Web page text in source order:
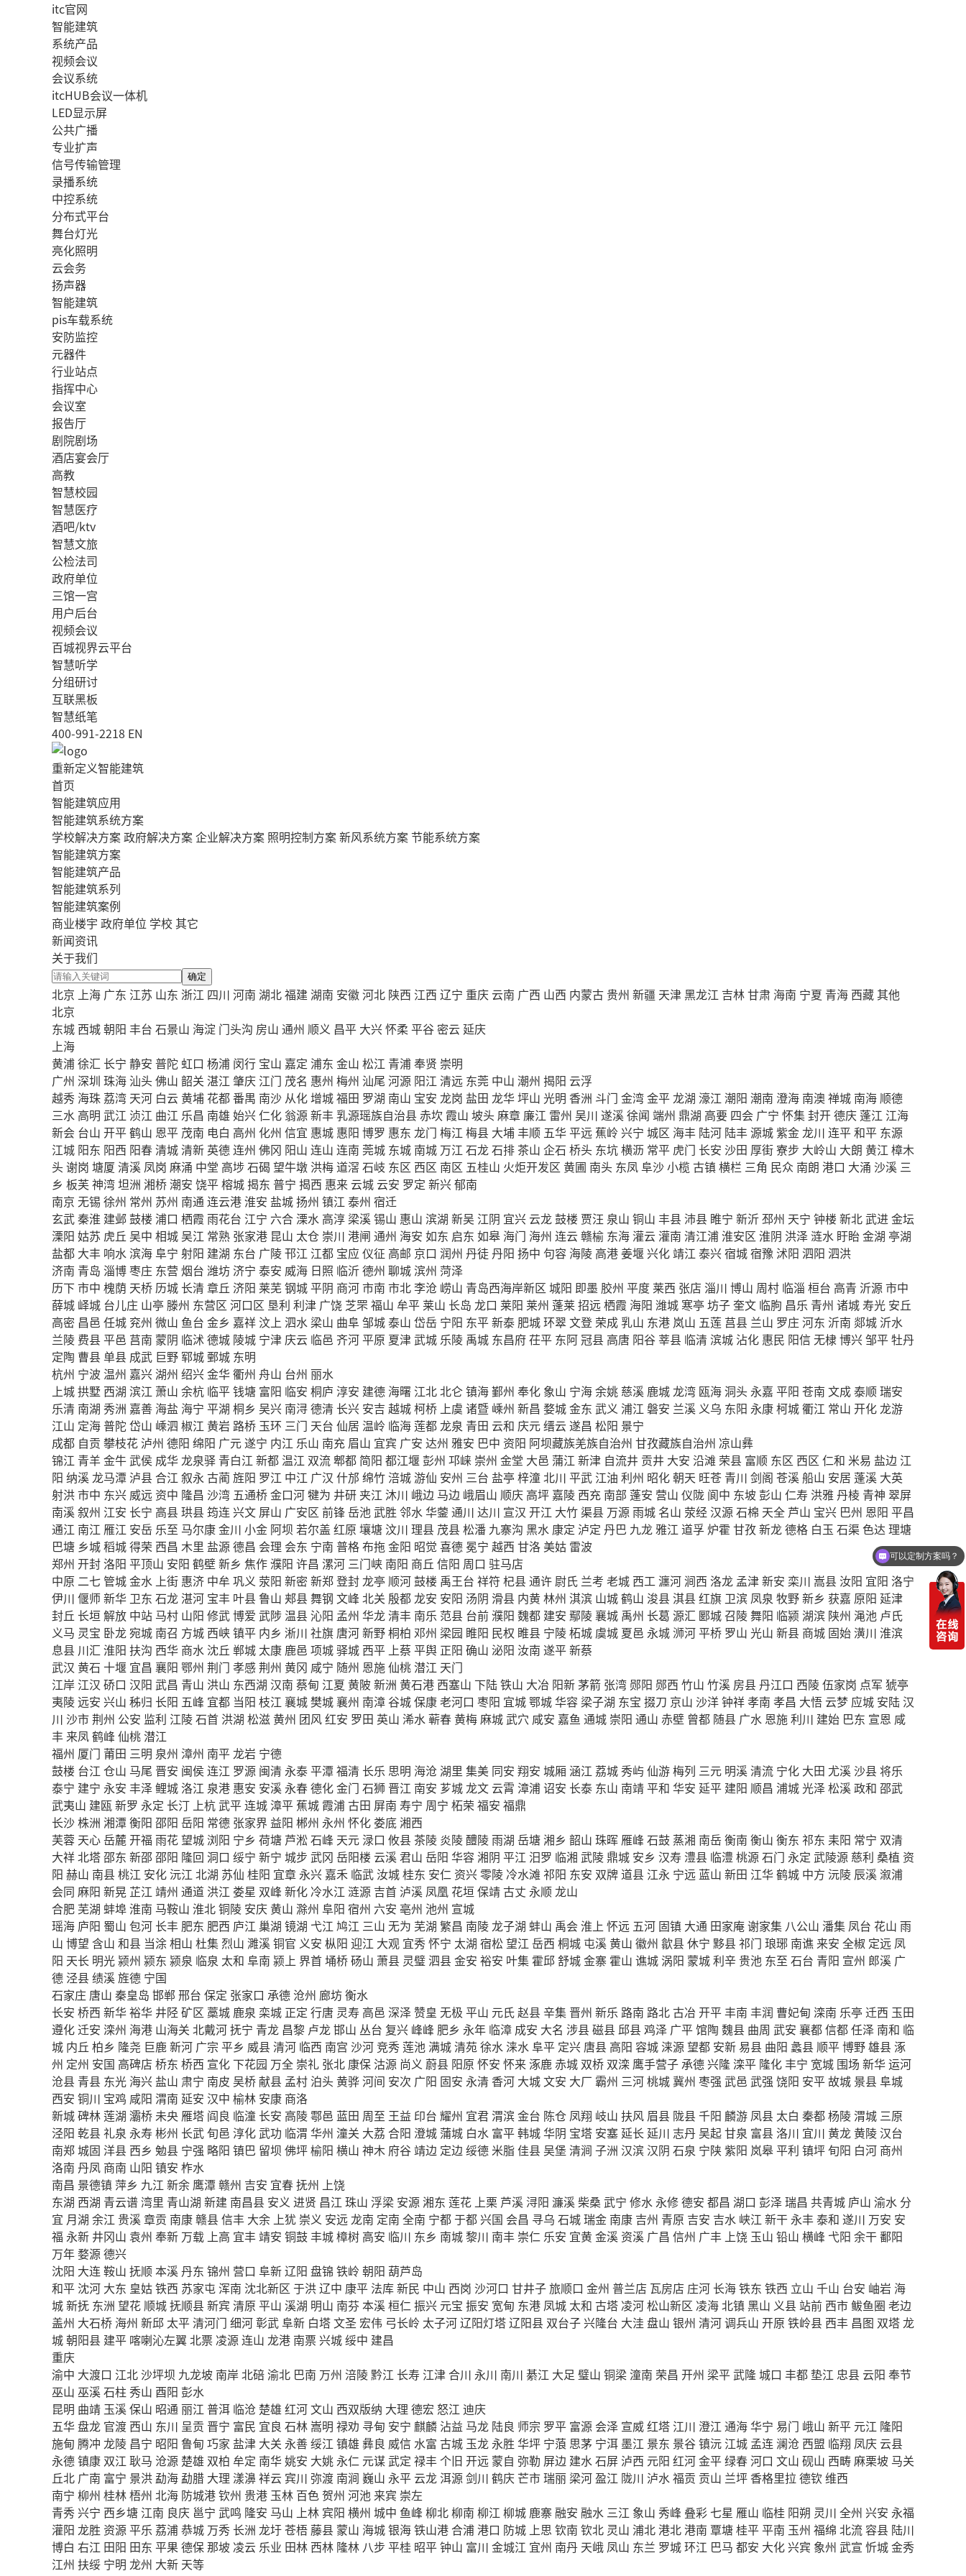
itc官网
智能建筑
系统产品
视频会议
会议系统
itcHUB会议一体机
LED显示屏
公共广播
专业扩声
信号传输管理
录播系统
中控系统
分布式平台
舞台灯光
亮化照明
云会务
扬声器
智能建筑
pis车载系统
安防监控
元器件
行业站点
指挥中心
会议室
报告厅
剧院剧场
酒店宴会厅
高教
智慧校园
智慧医疗
酒吧/ktv
智慧文旅
公检法司
政府单位
三馆一宫
用户后台
视频会议
百城视界云平台
智慧听学
分组研讨
互联黑板
智慧纸笔
400-991-2218 EN
重新定义智能建筑
首页
智能建筑应用
智能建筑系统方案
学校解决方案政府解决方案企业解决方案 照明控制方案新风系统方案节能系统方案
智能建筑方案
智能建筑产品
智能建筑系列
智能建筑案例
商业楼宇 政府单位 学校其它
新闻资讯
关于我们
确定
北京 上海 广东 江苏 山东 浙江 四川 河南 湖北福建湖南 安徽河北 陕西 江西 辽宁 重庆 云南 广西 山西 内蒙古 贵州 新疆 天津黑龙江 吉林甘肃 海南 宁夏 青海 西藏其他
北京
东城 西城朝阳 丰台 石景山 海淀 门头沟 房山 通州 顺义 昌平 大兴怀柔平谷 密云延庆
上海
黄浦徐汇 长宁 静安 普陀 虹口 杨浦 闵行 宝山 嘉定 浦东 金山 松江 青浦奉贤 崇明
广州 深圳 珠海 汕头佛山 韶关 湛江 肇庆 江门 茂名 惠州 梅州 汕尾 河源 阳江 清远 东莞 中山 潮州 揭阳 云浮
越秀 海珠 荔湾 天河 白云黄埔 花都番禺 南沙 从化增城福田 罗湖 南山 宝安 龙岗 盐田 龙华坪山 光明 香洲 斗门 金湾金平龙湖 濠江 潮阳 潮南 澄海 南澳禅城 南海 顺德
三水 高明 武江 浈江 曲江 乐昌 南雄 始兴仁化 翁源新丰乳源瑶族自治县赤坎 霞山 坡头麻章 廉江 雷州 吴川 遂溪徐闻 端州 鼎湖 高要 四会 广宁 怀集封开德庆 蓬江 江海
新会 台山 开平鹤山 恩平 茂南 电白 高州 化州 信宜 惠城 惠阳 博罗 惠东 龙门 梅江 梅县 大埔丰顺 五华平远 蕉岭 兴宁 城区 海丰 陆河 陆丰源城紫金龙川 连平和平 东源
江城 阳东 阳西 阳春清城清新 英德连州 佛冈 阳山 连山 连南 莞城 东城 南城 万江 石龙石排茶山 企石 桥头 东坑横沥 常平 虎门 长安 沙田 厚街寮步 大岭山 大朗 黄江 樟木
头谢岗 塘厦 清溪 凤岗 麻涌 中堂 高埗石碣 望牛墩 洪梅道滘 石岐 东区 西区 南区 五桂山 火炬开发区 黄圃 南头 东凤阜沙小榄 古镇横栏 三角 民众 南朗 港口 大涌 沙溪 三
乡 板芙 神湾坦洲 湘桥潮安 饶平榕城揭东 普宁 揭西 惠来 云城 云安 罗定 新兴郁南
南京 无锡 徐州 常州 苏州 南通连云港淮安 盐城扬州 镇江 泰州 宿迁
玄武秦淮 建邺鼓楼 浦口 栖霞 雨花台 江宁 六合 溧水 高淳 梁溪锡山 惠山 滨湖 新吴 江阴 宜兴 云龙鼓楼 贾汪 泉山 铜山 丰县 沛县 睢宁 新沂邳州 天宁 钟楼 新北武进金坛
溧阳 姑苏 虎丘 吴中 相城吴江 常熟 张家港 昆山 太仓 崇川 港闸 通州 海安 如东 启东 如皋 海门 海州 连云赣榆 东海灌云灌南 清江浦淮安区 淮阴 洪泽 涟水 盱眙金湖 亭湖
盐都 大丰 响水滨海阜宁 射阳 建湖 东台 广陵邗江 江都 宝应 仪征 高邮 京口 润州 丹徒丹阳 扬中 句容 海陵 高港姜堰兴化靖江 泰兴宿城宿豫 沭阳 泗阳 泗洪
济南 青岛 淄博枣庄 东营 烟台 潍坊济宁 泰安 威海 日照 临沂德州 聊城滨州 菏泽
历下市中 槐荫 天桥 历城 长清章丘 济阳 莱芜钢城平阴 商河市南 市北李沧 崂山 青岛西海岸新区 城阳 即墨 胶州 平度 莱西 张店 淄川 博山 周村 临淄 桓台 高青 沂源市中
薛城 峄城 台儿庄 山亭 滕州 东营区 河口区 垦利 利津 广饶 芝罘福山 牟平 莱山 长岛 龙口 莱阳 莱州 蓬莱招远 栖霞 海阳 潍城 寒亭 坊子奎文 临朐 昌乐 青州 诸城寿光 安丘
高密 昌邑 任城 兖州 微山 鱼台 金乡 嘉祥 汶上 泗水 梁山 曲阜邹城泰山 岱岳 宁阳 东平新泰 肥城环翠文登 荣成乳山 东港 岚山 五莲 莒县 兰山 罗庄河东 沂南 郯城 沂水
兰陵 费县平邑 莒南 蒙阴 临沭德城 陵城 宁津 庆云 临邑 齐河平原 夏津武城 乐陵 禹城 东昌府茌平 东阿冠县 高唐 阳谷莘县 临清滨城 沾化 惠民 阳信无棣博兴邹平牡丹
定陶 曹县单县 成武 巨野 郓城 鄄城 东明
杭州 宁波 温州 嘉兴湖州 绍兴金华衢州 舟山 台州 丽水
上城拱墅 西湖 滨江 萧山 余杭 临平钱塘 富阳 临安 桐庐 淳安 建德 海曙 江北北仑镇海鄞州 奉化 象山 宁海余姚 慈溪 鹿城龙湾 瓯海洞头 永嘉 平阳 苍南 文成泰顺瑞安
乐清 南湖 秀洲 嘉善 海盐 海宁 平湖 桐乡 吴兴 南浔德清 长兴 安吉 越城柯桥 上虞 诸暨 嵊州 新昌 婺城金东 武义 浦江 磐安 兰溪 义乌 东阳 永康柯城衢江 常山 开化龙游
江山 定海普陀 岱山 嵊泗 椒江 黄岩 路桥 玉环 三门 天台 仙居 温岭 临海莲都龙泉 青田 云和 庆元缙云遂昌 松阳 景宁
成都 自贡 攀枝花 泸州 德阳 绵阳 广元遂宁 内江 乐山 南充 眉山 宜宾 广安 达州 雅安 巴中 资阳 阿坝藏族羌族自治州 甘孜藏族自治州 凉山彝
锦江 青羊金牛武侯 成华龙泉驿 青白江 新都 温江 双流郫都 简阳 都江堰彭州 邛崃 崇州 金堂 大邑 蒲江 新津 自流井 贡井 大安 沿滩 荣县 富顺 东区 西区 仁和 米易 盐边 江
阳 纳溪龙马潭 泸县合江 叙永古蔺旌阳 罗江 中江 广汉 什邡 绵竹 涪城游仙 安州 三台 盐亭 梓潼北川 平武 江油 利州 昭化朝天 旺苍 青川 剑阁 苍溪船山 安居 蓬溪 大英
射洪市中 东兴 威远 资中 隆昌 沙湾 五通桥金口河犍为 井研 夹江 沐川 峨边 马边 峨眉山 顺庆 高坪 嘉陵 西充 南部 蓬安 营山 仪陇 阆中 东坡彭山 仁寿 洪雅丹棱 青神 翠屏
南溪叙州 江安 长宁 高县珙县筠连兴文 屏山 广安区 前锋岳池武胜 邻水华蓥 通川 达川 宣汉 开江 大竹 渠县 万源雨城 名山 荥经汉源石棉 天全 芦山 宝兴 巴州 恩阳 平昌
通江 南江 雁江 安岳 乐至 马尔康金川 小金 阿坝 若尔盖 红原 壤塘 汶川 理县 茂县松潘 九寨沟 黑水 康定 泸定 丹巴 九龙雅江 道孚炉霍 甘孜新龙德格 白玉 石渠色达 理塘
巴塘 乡城稻城得荣 西昌 木里 盐源德昌 会理 会东 宁南 普格布拖金阳 昭觉 喜德 冕宁 越西 甘洛 美姑 雷波
郑州 开封洛阳 平顶山 安阳 鹤壁新乡 焦作濮阳 许昌 漯河 三门峡 南阳 商丘 信阳 周口 驻马店
中原 二七 管城金水 上街 惠济 中牟巩义 荥阳 新密 新郑登封龙亭 顺河鼓楼 禹王台 祥符 杞县通许 尉氏 兰考 老城 西工瀍河涧西 洛龙 孟津新安 栾川 嵩县 汝阳 宜阳 洛宁
伊川 偃师新华 卫东 石龙湛河 宝丰 叶县鲁山 郏县舞钢 文峰 北关 殷都龙安 安阳 汤阴 滑县 内黄林州 淇滨 山城鹤山 浚县淇县红旗 卫滨 凤泉 牧野新乡 获嘉 原阳 延津
封丘 长垣解放 中站 马村 山阳 修武博爱 武陟 温县沁阳 孟州 华龙清丰 南乐 范县 台前濮阳 魏都 建安 鄢陵襄城 禹州 长葛 源汇 郾城召陵舞阳 临颍 湖滨 陕州 渑池 卢氏
义马 灵宝 卧龙宛城 南召 方城 西峡镇平 内乡 淅川 社旗 唐河新野桐柏 邓州 梁园 睢阳 民权 睢县 宁陵柘城 虞城 夏邑 永城浉河平桥 罗山 光山 新县 商城 固始潢川 淮滨
息县 川汇 淮阳 扶沟 西华 商水 沈丘 郸城 太康 鹿邑 项城驿城 西平 上蔡 平舆 正阳 确山 泌阳 汝南 遂平新蔡
武汉 黄石 十堰 宜昌 襄阳 鄂州 荆门 孝感荆州 黄冈 咸宁 随州 恩施仙桃潜江 天门
江岸 江汉 硚口 汉阳 武昌 青山 洪山 东西湖 汉南 蔡甸 江夏 黄陂 新洲 黄石港 西塞山 下陆铁山 大冶 阳新茅箭 张湾 郧阳 郧西 竹山 竹溪 房县丹江口 西陵伍家岗 点军 猇亭
夷陵远安 兴山 秭归 长阳 五峰 宜都 当阳 枝江 襄城樊城襄州 南漳谷城保康老河口 枣阳 宜城鄂城华容 梁子湖 东宝 掇刀 京山 沙洋钟祥孝南 孝昌 大悟 云梦 应城 安陆汉
川 沙市荆州 公安 监利 江陵石首 洪湖 松滋黄州 团风红安 罗田 英山 浠水蕲春黄梅麻城武穴 咸安 嘉鱼 通城 崇阳 通山 赤壁 曾都 随县 广水 恩施利川 建始 巴东 宣恩 咸
丰 来凤鹤峰 仙桃潜江
福州 厦门 莆田 三明 泉州 漳州 南平龙岩 宁德
鼓楼 台江 仓山 马尾 晋安 闽侯连江 罗源 闽清 永泰平潭福清 长乐 思明 海沧 湖里 集美 同安 翔安 城厢 涵江 荔城秀屿仙游梅列 三元 明溪清流 宁化 大田 尤溪沙县将乐
泰宁 建宁 永安 丰泽鲤城洛江 泉港 惠安 安溪 永春德化金门 石狮 晋江 南安 芗城龙文 云霄 漳浦诏安 长泰 东山 南靖平和 华安 延平 建阳 顺昌 浦城光泽松溪政和 邵武
武夷山 建瓯新罗 永定 长汀 上杭武平连城 漳平 蕉城 霞浦古田 屏南 寿宁 周宁 柘荣 福安 福鼎
长沙株洲 湘潭衡阳 邵阳 岳阳 常德 张家界 益阳 郴州 永州 怀化 娄底湘西
芙蓉 天心岳麓开福 雨花望城 浏阳 宁乡 荷塘 芦淞石峰 天元 渌口 攸县茶陵 炎陵醴陵雨湖 岳塘湘乡 韶山 珠晖 雁峰 石鼓 蒸湘 南岳衡南 衡山 衡东 祁东 耒阳 常宁 双清
大祥北塔邵东 新邵邵阳 隆回 洞口 绥宁 新宁 城步 武冈 岳阳楼 云溪君山 岳阳 华容湘阴 平江 汨罗 临湘 武陵鼎城 安乡 汉寿 澧县 临澧桃源石门 永定 武陵源 慈利 桑植 资
阳 赫山 南县桃江 安化沅江 北湖 苏仙 桂阳 宜章 永兴 嘉禾 临武 汝城桂东 安仁 资兴零陵 冷水滩 祁阳 东安 双牌道县 江永 宁远 蓝山 新田 江华鹤城 中方 沅陵 辰溪 溆浦
会同 麻阳 新晃 芷江 靖州 通道 洪江 娄星 双峰 新化 冷水江 涟源 吉首 泸溪 凤凰 花垣保靖古丈 永顺龙山
合肥 芜湖 蚌埠淮南 马鞍山 淮北铜陵 安庆黄山 滁州 阜阳 宿州 六安 亳州 池州 宣城
瑶海 庐阳 蜀山 包河 长丰 肥东 肥西 庐江 巢湖 镜湖 弋江 鸠江 三山 无为 芜湖 繁昌 南陵龙子湖 蚌山 禹会淮上 怀远 五河 固镇 大通 田家庵谢家集 八公山 潘集 凤台 花山 雨
山 博望 含山 和县 当涂相山 杜集 烈山 濉溪铜官 义安 枞阳 迎江 大观 宜秀怀宁 太湖 宿松 望江 岳西 桐城 屯溪黄山 徽州 歙县休宁 黟县祁门 琅琊 南谯 来安 全椒 定远 凤
阳 天长 明光颍州 颍东 颍泉 临泉 太和 阜南 颍上 界首埇桥砀山 萧县 灵璧泗县金安 裕安 叶集 霍邱舒城金寨 霍山 谯城 涡阳 蒙城利辛 贵池 东至 石台 青阳 宣州 郎溪 广
德 泾县绩溪旌德 宁国
石家庄 唐山 秦皇岛 邯郸 邢台 保定 张家口 承德 沧州 廊坊衡水
长安 桥西 新华裕华 井陉矿区 藁城 鹿泉 栾城 正定 行唐 灵寿 高邑 深泽 赞皇 无极 平山 元氏赵县辛集 晋州 新乐 路南 路北古冶 开平丰南 丰润 曹妃甸 滦南 乐亭 迁西 玉田
遵化迁安 滦州 海港 山海关 北戴河抚宁 青龙 昌黎 卢龙邯山 丛台 复兴 峰峰 肥乡 永年 临漳 成安 大名 涉县磁县邱县鸡泽 广平馆陶 魏县 曲周 武安 襄都信都任泽 南和 临
城 内丘 柏乡 隆尧 巨鹿新河 广宗 平乡 威县清河 临西 南宫 沙河竞秀莲池 满城清苑徐水 涞水阜平 定兴 唐县 高阳 容城 涞源望都 安新易县 曲阳 蠡县 顺平博野雄县涿
州 定州 安国 高碑店 桥东 桥西 宣化下花园 万全 崇礼 张北 康保 沽源 尚义 蔚县 阳原 怀安 怀来涿鹿赤城 双桥 双滦 鹰手营子承德兴隆 滦平 隆化丰宁 宽城 围场 新华运河
沧县 青县 东光 海兴 盐山 肃宁 南皮 吴桥献县 孟村 泊头黄骅河间 安次 广阳 固安 永清 香河 大城文安 大厂 霸州 三河桃城冀州 枣强 武邑 武强 饶阳 安平故城 景县阜城
西安 铜川 宝鸡 咸阳 渭南 延安 汉中 榆林 安康 商洛
新城碑林莲湖 灞桥未央 雁塔 阎良 临潼 长安 高陵鄠邑 蓝田 周至 王益 印台 耀州 宜君渭滨金台 陈仓 凤翔 岐山 扶风 眉县 陇县千阳 麟游 凤县 太白 秦都杨陵渭城 三原
泾阳 乾县礼泉 永寿彬州 长武旬邑 淳化武功 临渭 华州 潼关 大荔 合阳 澄城蒲城 白水 富平韩城华阴 宝塔 安塞延长 延川 志丹吴起甘泉 富县洛川 宜川 黄龙黄陵汉台
南郑城固 洋县 西乡 勉县 宁强 略阳 镇巴 留坝 佛坪榆阳 横山 神木 府谷靖边 定边绥德 米脂佳县吴堡 清涧 子洲 汉滨汉阴 石泉 宁陕紫阳 岚皋平利 镇坪旬阳 白河 商州
洛南 丹凤 商南 山阳 镇安 柞水
南昌 景德镇萍乡 九江 新余 鹰潭赣州 吉安 宜春抚州 上饶
东湖 西湖 青云谱湾里 青山湖 新建 南昌县 安义 进贤 昌江 珠山 浮梁 安源湘东 莲花 上栗 芦溪 浔阳 濂溪柴桑武宁 修水 永修德安 都昌 湖口 彭泽瑞昌 共青城 庐山 渝水 分
宜 月湖 余江 贵溪章贡 南康赣县信丰 大余 上犹 崇义 安远 龙南 定南 全南 宁都于都兴国 会昌 寻乌 石城瑞金 南康 吉州 青原 吉安 吉水 峡江 新干 永丰泰和 遂川 万安 安
福 永新 井冈山 袁州 奉新 万载 上高 宜丰靖安 铜鼓丰城樟树 高安 临川 东乡 南城黎川 南丰 崇仁 乐安 宜黄金溪 资溪 广昌 信州 广丰 上饶 玉山 铅山 横峰 弋阳 余干鄱阳
万年婺源德兴
沈阳 大连鞍山 抚顺本溪丹东 锦州 营口 阜新辽阳 盘锦 铁岭 朝阳 葫芦岛
和平 沈河 大东 皇姑铁西 苏家屯 浑南 沈北新区 于洪辽中 康平 法库新民 中山 西岗 沙河口 甘井子旅顺口 金州 普兰店 瓦房店 庄河 长海铁东 铁西 立山 千山 台安 岫岩 海
城新抚 东洲 望花 顺城抚顺县新宾 清原 平山 溪湖 明山 南芬 本溪桓仁振兴 元宝 振安 宽甸 东港 凤城 太和 古塔 凌河松山新区 凌海北镇黑山 义县 站前 西市 鲅鱼圈 老边
盖州 大石桥 海州 新邱 太平清河门 细河彰武阜新 白塔文圣宏伟 弓长岭 太子河辽阳灯塔辽阳县 双台子兴隆台 大洼 盘山 银州 清河调兵山 开原 铁岭县 西丰 昌图 双塔龙
城朝阳县 建平 喀喇沁左翼北票 凌源连山 龙港 南票兴城绥中 建昌
重庆
渝中 大渡口 江北沙坪坝 九龙坡 南岸北碚渝北 巴南 万州 涪陵黔江 长寿 江津合川 永川 南川 綦江 大足 璧山 铜梁潼南 荣昌 开州 梁平武隆城口 丰都 垫江 忠县 云阳 奉节
巫山 巫溪石柱 秀山 酉阳 彭水
昆明 曲靖 玉溪保山 昭通丽江 普洱 临沧 楚雄 红河文山 西双版纳 大理 德宏 怒江 迪庆
五华盘龙 官渡 西山 东川 呈贡 晋宁 富民 宜良 石林嵩明 禄劝 寻甸 安宁 麒麟 沾益 马龙 陆良 师宗 罗平 富源 会泽 宣威红塔 江川 澄江 通海华宁 易门 峨山 新平 元江 隆阳
施甸 腾冲 龙陵 昌宁 昭阳 鲁甸 巧家 盐津 大关 永善绥江 镇雄 彝良 威信水富 古城 玉龙 永胜 华坪 宁蒗 思茅 宁洱 墨江 景东 景谷镇沅 江城 孟连 澜沧 西盟 临翔 凤庆 云县
永德镇康 双江 耿马 沧源 楚雄 双柏 牟定 南华姚安 大姚 永仁 元谋武定 禄丰个旧 开远 蒙自 弥勒 屏边 建水石屏 泸西 元阳 红河金平绿春河口 文山 砚山 西畴麻栗坡 马关
丘北 广南 富宁 景洪 勐海 勐腊 大理 漾濞祥云 宾川 弥渡 南涧 巍山 永平 云龙 洱源剑川 鹤庆 芒市瑞丽 梁河盈江 陇川 泸水福贡 贡山 兰坪 香格里拉 德钦维西
南宁 柳州 桂林梧州 北海 防城港钦州 贵港 玉林 百色贺州 河池 来宾 崇左
青秀兴宁 西乡塘 江南 良庆 邕宁 武鸣 隆安 马山 上林 宾阳 横州 城中 鱼峰 柳北柳南 柳江 柳城 鹿寨融安 融水 三江 象山 秀峰 叠彩七星 雁山 临桂 阳朔 灵川 全州 兴安 永福
灌阳 龙胜 资源平乐 荔浦恭城 万秀 长洲 龙圩苍梧 藤县蒙山 海城银海铁山港合浦港口 防城 上思 钦南 钦北 灵山 浦北港北港南 覃塘桂平平南 玉州 福绵 北流 容县 陆川
博白 右江 田阳 田东 平果 德保那坡 凌云 乐业 田林 西林 隆林 八步 平桂 昭平钟山 富川 金城江 宜州 南丹 天峨 凤山 东兰 罗城环江 巴马 都安 大化兴宾 象州 武宣 忻城金秀
江州 扶绥 宁明 龙州 大新 天等
你们电话多少
可以定制方案吗？